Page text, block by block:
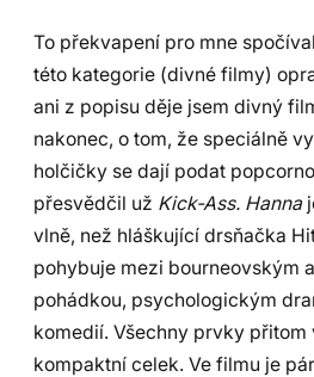
To překvapení pro mne
této kategorie (divné filmy)
ani z popisu děje jsem divný
nakonec, o tom, že speciálně
holčičky se dají podat
přesvědčil už Kick-Ass. Hanna
vlně, než hláškující drsňačka
pohybuje mezi bourneovským
pohádkou, psychologickým
komedií. Všechny prvky
kompaktní celek. Ve filmu je